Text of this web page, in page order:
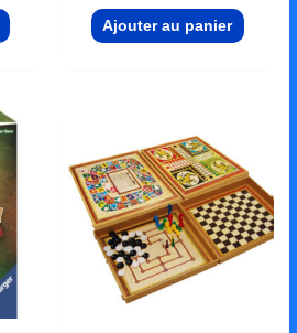
Ajouter au panier